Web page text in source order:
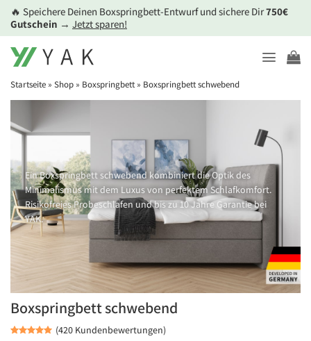
Zum
Inhalt
springen
🔥 Speichere Deinen Boxspringbett-Entwurf und sichere Dir750€
Gutschein → Jetzt sparen!
Boxspringbett schwebend
(420 Kundenbewertungen)
Startseite » Shop » Boxspringbett» Boxspringbett schwebend
Ein Boxspringbett schwebend kombiniert die Optik des
Minimalismus mit dem Luxus von perfektem Schlafkomfort.
Risikofreies Probeschlafen und bis zu 10 Jahre Garantie bei
YAK.